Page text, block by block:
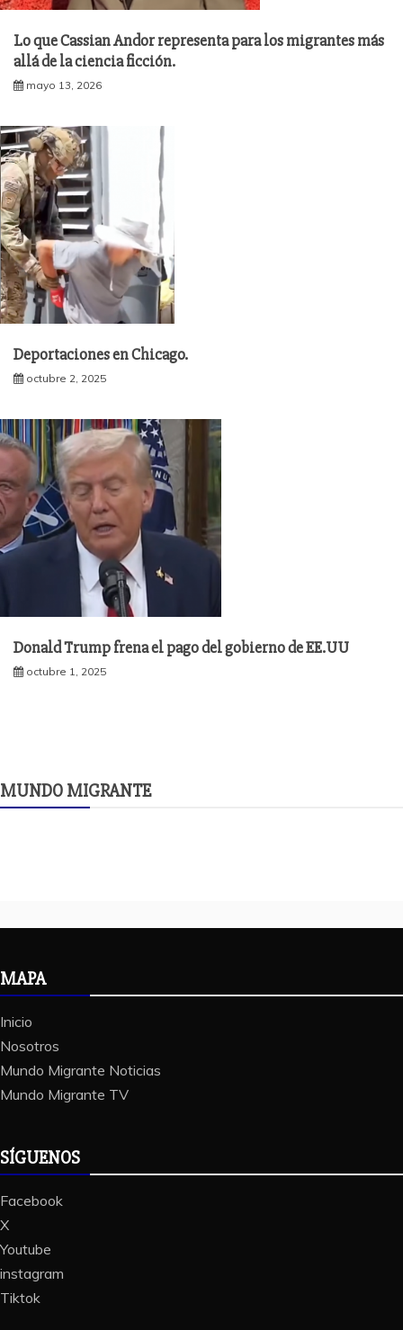
Lo que Cassian Andor representa para los migrantes más
allá de la ciencia ficción.
mayo 13, 2026
Deportaciones en Chicago.
octubre 2, 2025
Donald Trump frena el pago del gobierno de EE.UU
octubre 1, 2025
MUNDO MIGRANTE
MAPA
Inicio
Nosotros
Mundo Migrante Noticias
Mundo Migrante TV
SÍGUENOS
Facebook
X
Youtube
instagram
Tiktok